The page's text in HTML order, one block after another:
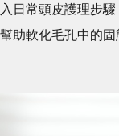
日常頭皮護理步驟
助軟化毛孔中的固